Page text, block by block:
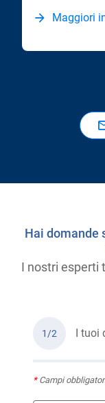
Maggiori
Hai domande
I nostri esperti
1/2 I tuoi
*Campi